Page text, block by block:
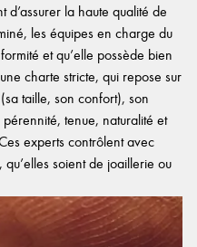
la haute qualité de
les équipes en charge du
et qu’elle possède bien
charte stricte, qui repose sur
taille, son confort), son
tenue, naturalité et
experts contrôlent avec
soient de joaillerie ou